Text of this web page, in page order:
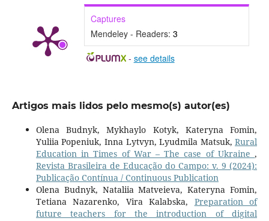
Captures
Mendeley - Readers: 3
- see details
Artigos mais lidos pelo mesmo(s) autor(es)
Olena Budnyk, Mykhaylo Kotyk, Kateryna Fomin,
Yuliia Popeniuk, Inna Lytvyn, Lyudmila Matsuk,Rural
Education in Times of War – The case of Ukraine,
Revista Brasileira de Educação do Campo: v. 9 (2024):
Publicação Contínua / Continuous Publication
Olena Budnyk, Nataliia Matveieva, Kateryna Fomin,
Tetiana Nazarenko, Vira Kalabska, Preparation of
future teachers for the introduction of digital